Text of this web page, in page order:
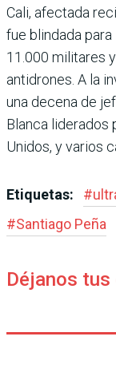
Cali, afectada
fue blindada
11.000 militares
antidrones. A la
una decena de
Blanca liderados
Unidos, y varios
Etiquetas: #
#Santiago Peña
Déjanos